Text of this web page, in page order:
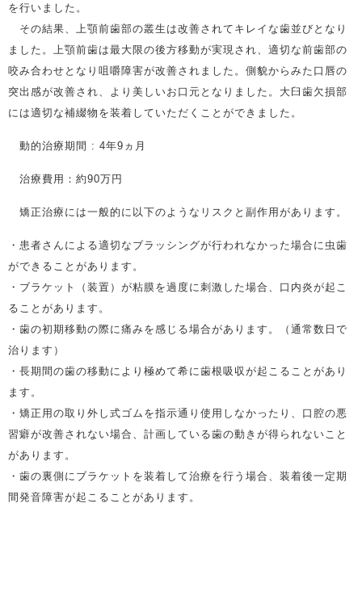
を行いました。
その結果、上顎前歯部の叢生は改善されてキレイな歯並びとなり
ました。上顎前歯は最大限の後方移動が実現され、適切な前歯部の
咬み合わせとなり咀嚼障害が改善されました。側貌からみた口唇の
突出感が改善され、より美しいお口元となりました。大臼歯欠損部
には適切な補綴物を装着していただくことができました。
動的治療期間 : 4年9ヵ月
治療費用：約90万円
矯正治療には一般的に以下のようなリスクと副作用があります。
・患者さんによる適切なブラッシングが行われなかった場合に虫歯
ができることがあります。
・ブラケット（装置）が粘膜を過度に刺激した場合、口内炎が起こ
ることがあります。
・歯の初期移動の際に痛みを感じる場合があります。（通常数日で
治ります）
・長期間の歯の移動により極めて希に歯根吸収が起こることがあり
ます。
・矯正用の取り外し式ゴムを指示通り使用しなかったり、口腔の悪
習癖が改善されない場合、計画している歯の動きが得られないこと
があります。
・歯の裏側にブラケットを装着して治療を行う場合、装着後一定期
間発音障害が起こることがあります。